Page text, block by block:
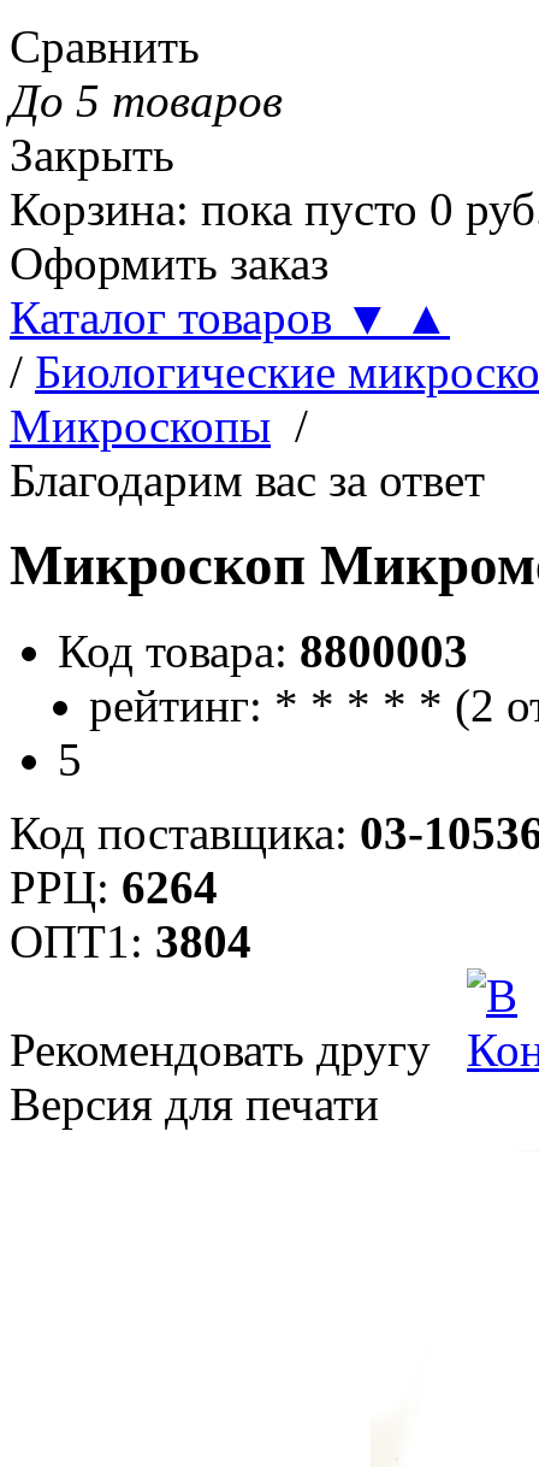
Сравнить
До 5 товаров
Закрыть
Корзина: пока пусто 0
Оформить заказ
Каталог товаров ▼
▲
/ Биологические
Микроскопы /
Благодарим вас за ответ
Микроскоп
Код товара: 8800003
рейтинг: * * * * * (2
5
Код поставщика: 03-
РРЦ: 6264
ОПТ1: 3804
Рекомендовать другу
Версия для печати